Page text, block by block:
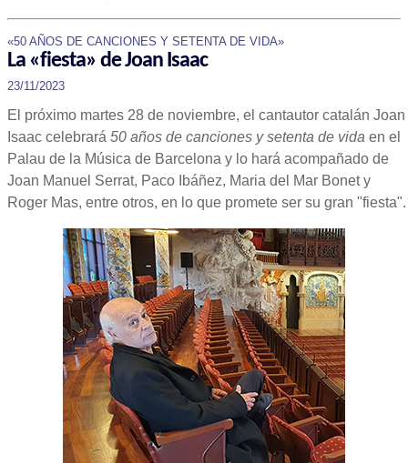
«50 AÑOS DE CANCIONES Y SETENTA DE VIDA»
La «fiesta» de Joan Isaac
23/11/2023
El próximo martes 28 de noviembre, el cantautor catalán Joan
Isaac celebrará 50 años de canciones y setenta de vida en el
Palau de la Música de Barcelona y lo hará acompañado de
Joan Manuel Serrat, Paco Ibáñez, Maria del Mar Bonet y
Roger Mas, entre otros, en lo que promete ser su gran "fiesta".